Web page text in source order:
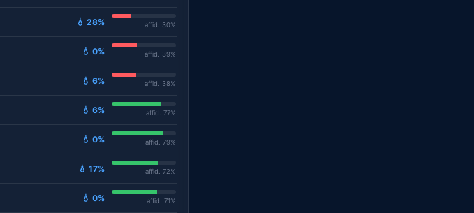
💧 28% affid. 30%
💧 0% affid. 39%
💧 6% affid. 38%
💧 6% affid. 77%
💧 0% affid. 79%
💧 17% affid. 72%
💧 0% affid. 71%